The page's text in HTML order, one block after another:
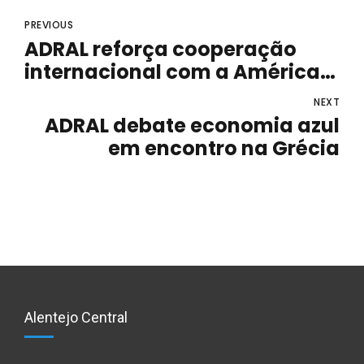
PREVIOUS
ADRAL reforça cooperação
internacional com a América
NEXT
ADRAL debate economia azul
em encontro na Grécia
Alentejo Central